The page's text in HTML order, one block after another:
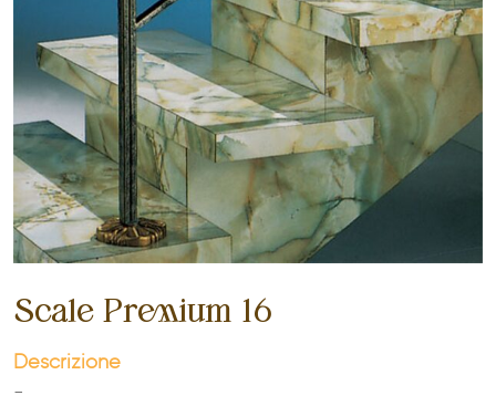
Scale Premium 16
Descrizione
-